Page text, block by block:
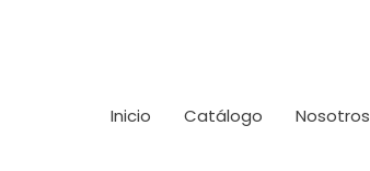
Inicio
Catálogo Nosotros